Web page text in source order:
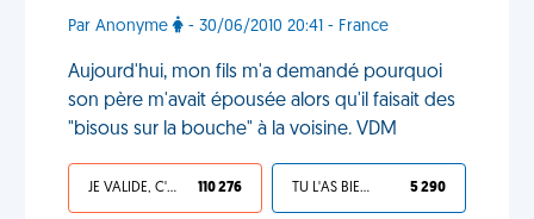
Par Anonyme - 30/06/2010 20:41 - France
Aujourd'hui, mon fils m'a demandé pourquoi
son père m'avait épousée alors qu'il faisait des
"bisous sur la bouche" à la voisine. VDM
JE VALIDE, C'EST UNE VDM 110 276 TU L'AS BIEN MÉRITÉ 5 290